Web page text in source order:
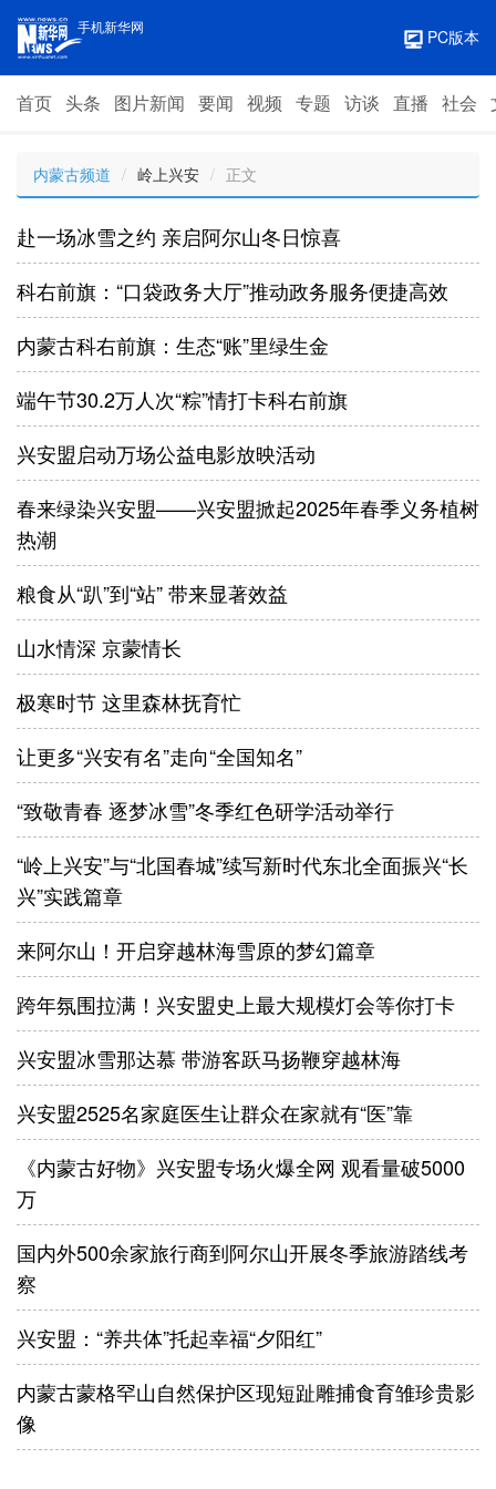
手机新华网 PC版本
首页 头条 图片新闻 要闻 视频 专题 访谈 直播 社会
内蒙古频道 / 岭上兴安 / 正文
赴一场冰雪之约 亲启阿尔山冬日惊喜
科右前旗：“口袋政务大厅”推动政务服务便捷高效
内蒙古科右前旗：生态“账”里绿生金
端午节30.2万人次“粽”情打卡科右前旗
兴安盟启动万场公益电影放映活动
春来绿染兴安盟——兴安盟掀起2025年春季义务植树
热潮
粮食从“趴”到“站” 带来显著效益
山水情深 京蒙情长
极寒时节 这里森林抚育忙
让更多“兴安有名”走向“全国知名”
“致敬青春 逐梦冰雪”冬季红色研学活动举行
“岭上兴安”与“北国春城”续写新时代东北全面振兴“长
兴”实践篇章
来阿尔山！开启穿越林海雪原的梦幻篇章
跨年氛围拉满！兴安盟史上最大规模灯会等你打卡
兴安盟冰雪那达慕 带游客跃马扬鞭穿越林海
兴安盟2525名家庭医生让群众在家就有“医”靠
《内蒙古好物》兴安盟专场火爆全网 观看量破5000
万
国内外500余家旅行商到阿尔山开展冬季旅游踏线考
察
兴安盟：“养共体”托起幸福“夕阳红”
内蒙古蒙格罕山自然保护区现短趾雕捕食育雏珍贵影
像